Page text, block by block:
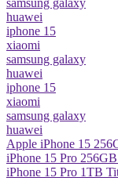
samsung galaxy
huawei
iphone 15
xiaomi
samsung galaxy
huawei
iphone 15
xiaomi
samsung galaxy
huawei
Apple iPhone 15
iPhone 15 Pro
iPhone 15 Pro 1TB